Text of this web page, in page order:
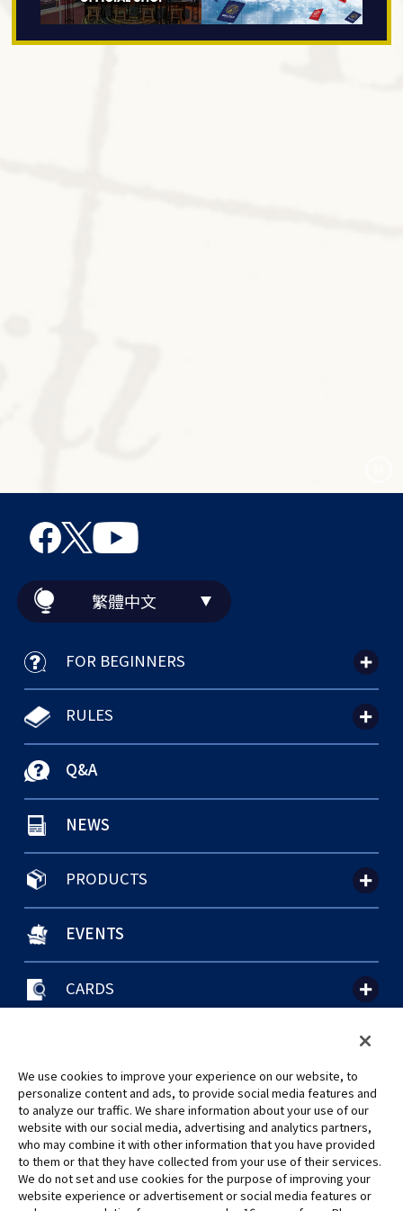
繁體中文
FOR BEGINNERS
RULES
Q&A
NEWS
PRODUCTS
EVENTS
CARDS
©Eiichiro Oda/Shueisha
©Eiichiro Oda/Shueisha, Toei Animation
We use cookies to improve your experience on our website, to
personalize content and ads, to provide social media features and
to analyze our traffic. We share information about your use of our
website with our social media, advertising and analytics partners,
who may combine it with other information that you have provided
to them or that they have collected from your use of their services.
We do not set and use cookies for the purpose of improving your
website experience or advertisement or social media features or